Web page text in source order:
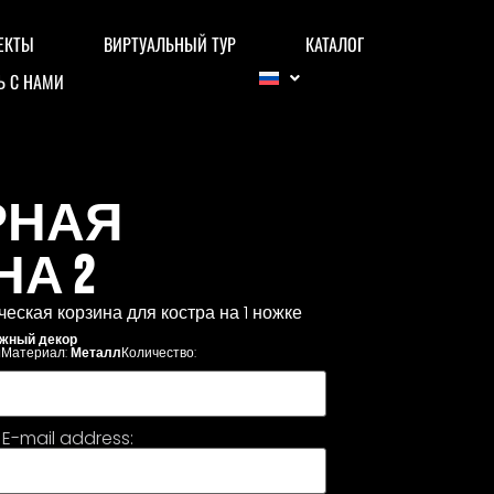
ВИРТУАЛЬНЫЙ ТУР
КАТАЛОГ
С НАМИ
2
корзина для костра на 1 ножке
декор
Материал:МеталлКоличество:
E-mail address: